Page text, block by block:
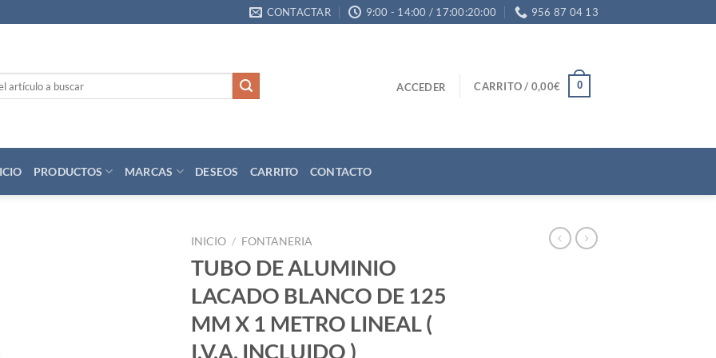
CONTACTAR 9:00 - 14:00 / 17:00:20:00 956 87 04 13
ACCEDER CARRITO / 0,00€ 0
PRODUCTOS MARCAS DESEOS CARRITO CONTACTO
INICIO / FONTANERIA
TUBO DE ALUMINIO
LACADO BLANCO DE 125
MM X 1 METRO LINEAL (
I.V.A. INCLUIDO )